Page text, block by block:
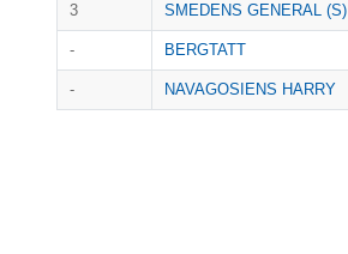
3 SMEDENS GENERAL (S)
- BERGTATT
- NAVAGOSIENS HARRY